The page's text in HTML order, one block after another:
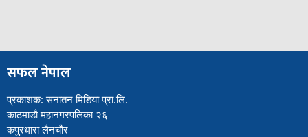
सफल नेपाल
प्रकाशक: सनातन मिडिया प्रा.लि.
काठमाडौ महानगरपलिका २६
कपुरधारा लैनचौर